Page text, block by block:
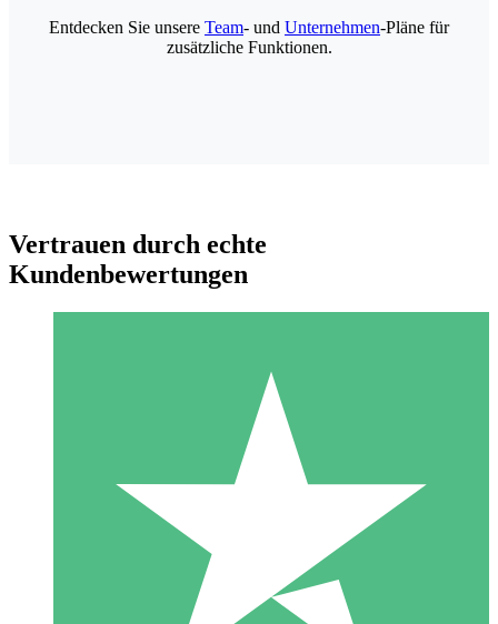
Individuelle Credit-Pakete
Zahlen Sie nach Bedarf mit Download-Credits. Keine
monatliche Verpflichtung erforderlich.
10 00
Entdecken Sie unsere Team- und Unternehmen-Pläne für
zusätzliche Funktionen.
Vertrauen durch echte
Kundenbewertungen